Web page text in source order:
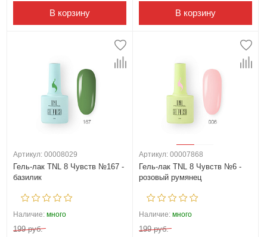
В корзину В корзину
Артикул: 00008029
Гель-лак TNL 8 Чувств №167 -
базилик
Наличие: много
199 руб.
Артикул: 00007868
Гель-лак TNL 8 Чувств №6 -
розовый румянец
Наличие: много
199 руб.